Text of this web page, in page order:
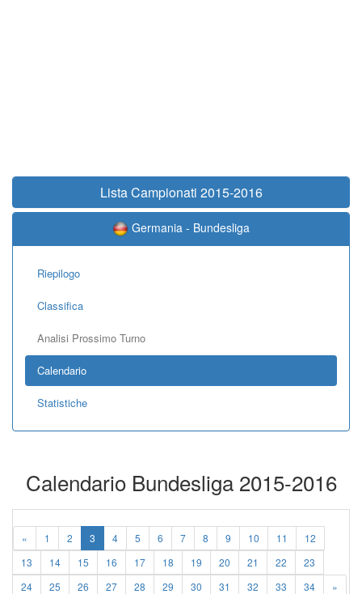
Lista Campionati 2015-2016
Germania - Bundesliga
Riepilogo
Classifica
Analisi Prossimo Turno
Calendario
Statistiche
Calendario Bundesliga 2015-2016
« 1 2 3 4 5 6 7 8 9 10 11
12
13
14 15 16 17 18 19 20 21 22
23
24
25 26 27 28 29 30 31 32 33 34 »